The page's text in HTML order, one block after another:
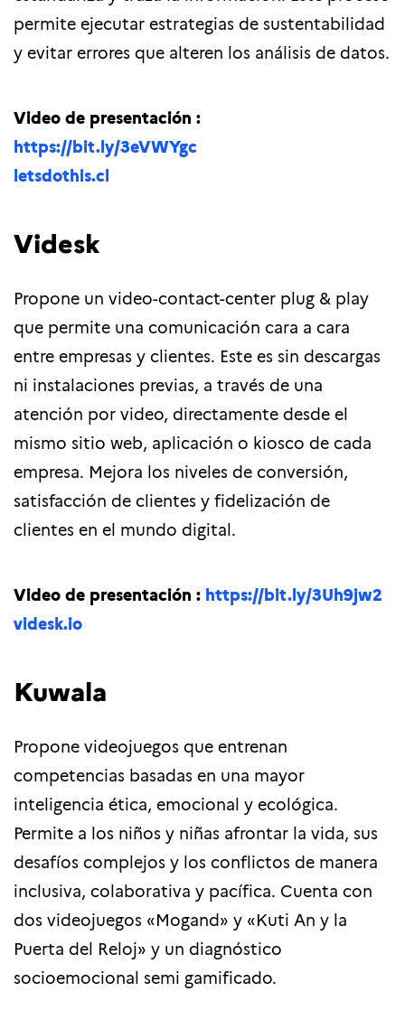
permite ejecutar estrategias de sustentabilidad
y evitar errores que alteren los análisis de datos.
Video de presentación :
https://bit.ly/3eVWYgc
letsdothis.cl
Videsk
Propone un video-contact-center plug & play
que permite una comunicación cara a cara
entre empresas y clientes. Este es sin descargas
ni instalaciones previas, a través de una
atención por video, directamente desde el
mismo sitio web, aplicación o kiosco de cada
empresa. Mejora los niveles de conversión,
satisfacción de clientes y fidelización de
clientes en el mundo digital.
Video de presentación : https://bit.ly/3Uh9jw2
videsk.io
Kuwala
Propone videojuegos que entrenan
competencias basadas en una mayor
inteligencia ética, emocional y ecológica.
Permite a los niños y niñas afrontar la vida, sus
desafíos complejos y los conflictos de manera
inclusiva, colaborativa y pacífica. Cuenta con
dos videojuegos «Mogand» y «Kuti An y la
Puerta del Reloj» y un diagnóstico
socioemocional semi gamificado.